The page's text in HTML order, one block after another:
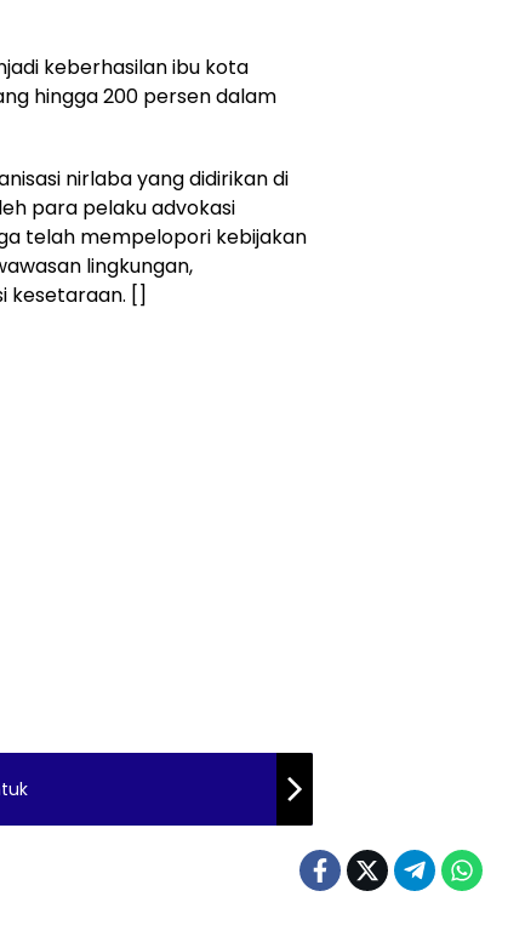
keberhasilan ibu kota
hingga 200 persen dalam
nirlaba yang didirikan di
para pelaku advokasi
telah mempelopori kebijakan
lingkungan,
kesetaraan. []